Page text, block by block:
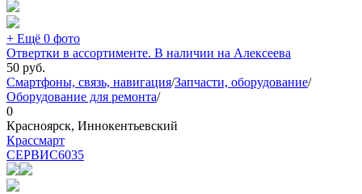
+ Ещё 0 фото
Отвертки в ассортименте. В наличии на Алексеева
50 руб.
Смартфоны, связь, навигация/Запчасти, оборудование/
Оборудование для ремонта/
0
Красноярск, Иннокентьевский
Крассмарт
СЕРВИС6035